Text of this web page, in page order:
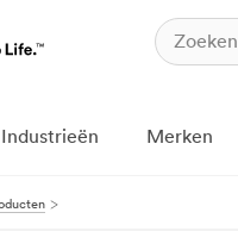
Industrieën Merken